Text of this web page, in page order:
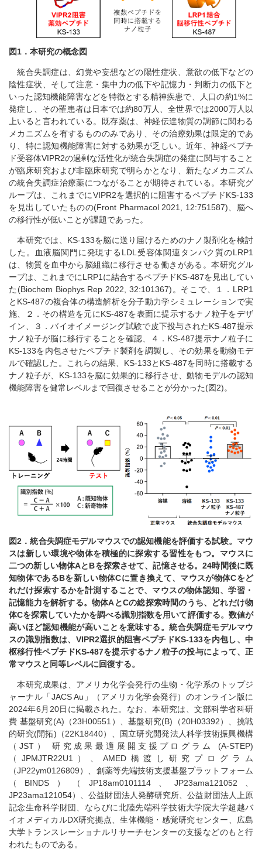
図1．本研究の概念図
統合失調症は、幻覚や妄想などの陽性症状、意欲の低下などの
陰性症状、そして注意・集中力の低下や記憶力・判断力の低下と
いった認知機能障害などを特徴とする精神疾患で、人口の約1%に
発症し、その罹患者は日本では約80万人、全世界では2000万人以
上いると言われている。既存薬は、神経伝達物質の調節に関わる
メカニズムを有するもののみであり、その治療効果は限定的であ
り、特に認知機能障害に対する効果が乏しい。近年、神経ペプチ
ド受容体VIPR2の過剰な活性化が統合失調症の発症に関与すること
が臨床研究および非臨床研究で明らかとなり、新たなメカニズム
の統合失調症治療薬につながることが期待されている。本研究グ
ループは、これまでにVIPR2を選択的に阻害するペプチドKS-133
を見出していたものの(Front Pharmacol 2021, 12:751587)、脳へ
の移行性が低いことが課題であった。
本研究では、KS-133を脳に送り届けるためのナノ製剤化を検討
した。血液脳関門に発現するLDL受容体関連タンパク質のLRP1
は、物質を血中から脳組織に移行させる働きがある。本研究グル
ープは、これまでにLRP1に結合するペプチドKS-487を見出してい
た(Biochem Biophys Rep 2022, 32:101367)。そこで、１．LRP1
とKS-487の複合体の構造解析を分子動力学シミュレーションで実
施、２．その構造を元にKS-487を表面に提示するナノ粒子をデザ
イン、３．バイオイメージング試験で皮下投与されたKS-487提示
ナノ粒子が脳に移行することを確認、４．KS-487提示ナノ粒子に
KS-133を内包させたペプチド製剤を調製し、その効果を動物モデ
ルで確認した。これらの結果、KS-133とKS-487を同時に搭載する
ナノ粒子が、KS-133を脳に効果的に移行させ、動物モデルの認知
機能障害を健常レベルまで回復させることが分かった(図2)。
図2．統合失調症モデルマウスでの認知機能を評価する試験。マウ
スは新しい環境や物体を積極的に探索する習性をもつ。マウスに
二つの新しい物体AとBを探索させて、記憶させる。24時間後に既
知物体であるBを新しい物体Cに置き換えて、マウスが物体Cをど
れだけ探索するかを計測することで、マウスの物体認知、学習・
記憶能力を解析する。物体AとCの総探索時間のうち、どれだけ物
体Cを探索していたかを調べる識別指数を用いて評価する。数値が
高いほど認知機能が高いことを意味する。統合失調症モデルマウ
スの識別指数は、VIPR2選択的阻害ペプチドKS-133を内包し、中
枢移行性ペプチドKS-487を提示するナノ粒子の投与によって、正
常マウスと同等レベルに回復する。
本研究成果は、アメリカ化学会発行の生物・化学系のトップジ
ャーナル「JACS Au」（アメリカ化学会発行）のオンライン版に
2024年6月20日に掲載された。なお、本研究は、文部科学省科研
費 基盤研究(A)（23H00551）、基盤研究(B)（20H03392）、挑戦
的研究(開拓)（22K18440）、国立研究開発法人科学技術振興機構
（JST） 研究成果最適展開支援プログラム (A-STEP)
（JPMJTR22U1）、AMED橋渡し研究プログラム
（JP22ym0126809）、創薬等先端技術支援基盤プラットフォーム
（BINDS）（JP18am0101114、JP23ama121052、
JP23ama121054）、公益財団法人発酵研究所、公益財団法人上原
記念生命科学財団、ならびに北陸先端科学技術大学院大学超越バ
イオメディカルDX研究拠点、生体機能・感覚研究センター、広島
大学トランスレーショナルリサーチセンターの支援などのもと行
われたものである。